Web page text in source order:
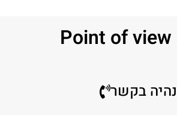
Point of view
נהיה בקשר